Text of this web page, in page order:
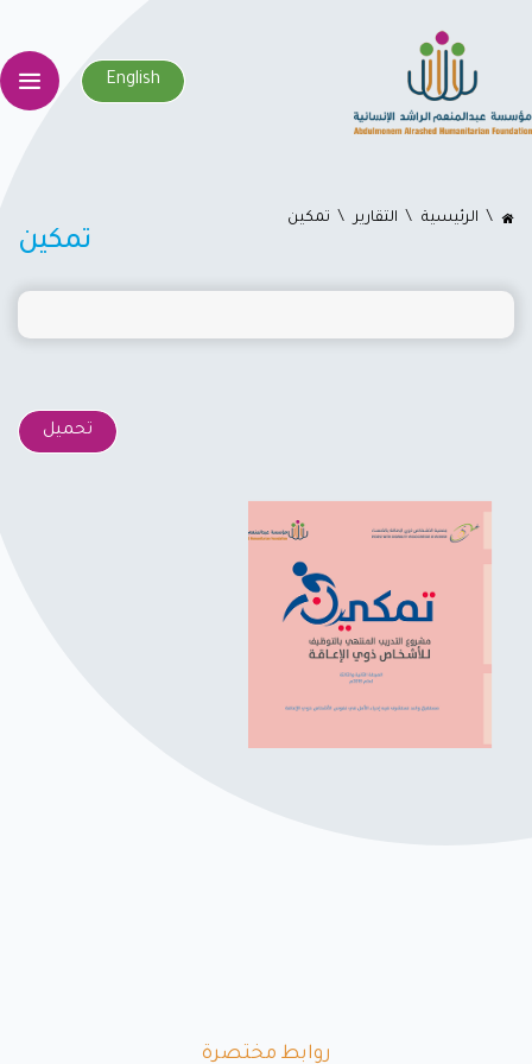
English
اﻟﺮﺋﻴﺴﻴﺔ التقارير تمكين
تمكين
تحميل
روابط مختصرة